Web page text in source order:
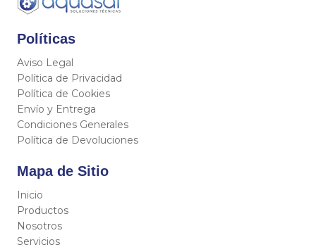
Políticas
Aviso Legal
Política de Privacidad
Política de Cookies
Envío y Entrega
Condiciones Generales
Política de Devoluciones
Mapa de Sitio
Inicio
Productos
Nosotros
Servicios